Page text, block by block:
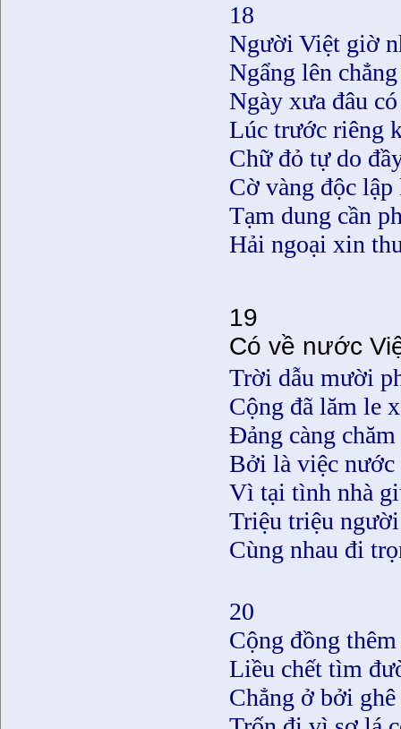
18
Người Việt giờ
Ngẩng lên
Ngày xưa đâu
Lúc trước riêng
Chữ đỏ tự do
Cờ vàng độc
Tạm dung cần
Hải ngoại xin
19
Có về nước
Trời dẫu mười
Cộng đã lăm le
Ðảng càng
Bởi là việc nước
Vì tại tình nhà
Triệu triệu
Cùng nhau đi
20
Cộng đồng
Liều chết tìm
Chẳng ở bởi